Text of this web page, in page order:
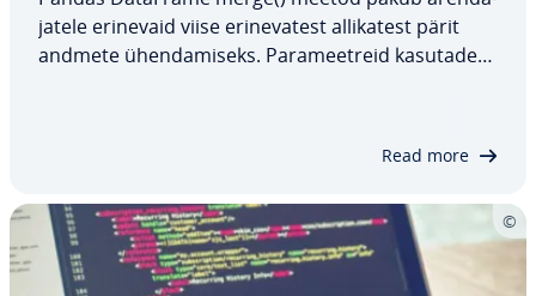
ja­tele erinevaid viise eri­ne­va­test al­li­ka­test pärit
andmete ühen­da­miseks. Pa­ra­meetreid kasutades
Read more